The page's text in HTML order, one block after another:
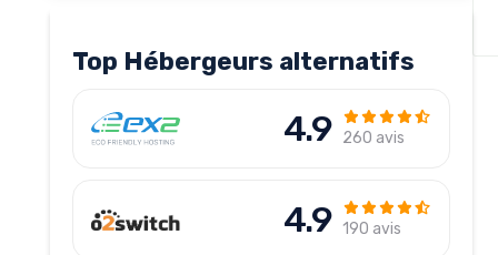
Top Hébergeurs alternatifs
4.9 260 avis
4.9 190 avis